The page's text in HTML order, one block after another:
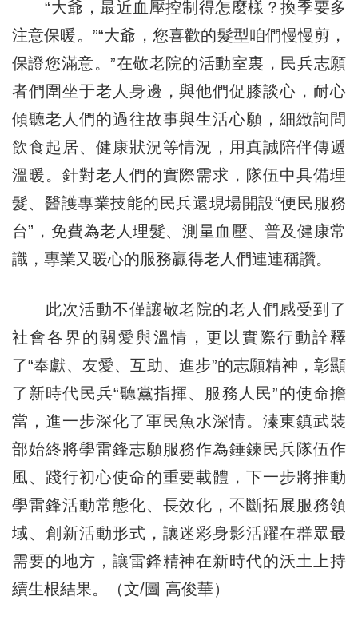
“大爺，最近血壓控制得怎麼樣？換季要多
注意保暖。”“大爺，您喜歡的髮型咱們慢慢剪，
保證您滿意。”在敬老院的活動室裏，民兵志願
者們圍坐于老人身邊，與他們促膝談心，耐心
傾聽老人們的過往故事與生活心願，細緻詢問
飲食起居、健康狀況等情況，用真誠陪伴傳遞
溫暖。針對老人們的實際需求，隊伍中具備理
髮、醫護專業技能的民兵還現場開設“便民服務
台”，免費為老人理髮、測量血壓、普及健康常
識，專業又暖心的服務贏得老人們連連稱讚。
此次活動不僅讓敬老院的老人們感受到了
社會各界的關愛與溫情，更以實際行動詮釋
了“奉獻、友愛、互助、進步”的志願精神，彰顯
了新時代民兵“聽黨指揮、服務人民”的使命擔
當，進一步深化了軍民魚水深情。溱東鎮武裝
部始終將學雷鋒志願服務作為錘鍊民兵隊伍作
風、踐行初心使命的重要載體，下一步將推動
學雷鋒活動常態化、長效化，不斷拓展服務領
域、創新活動形式，讓迷彩身影活躍在群眾最
需要的地方，讓雷鋒精神在新時代的沃土上持
續生根結果。（文/圖 高俊華）